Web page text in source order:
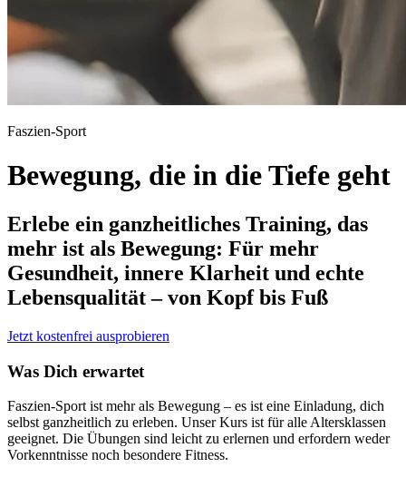
Faszien-Sport
Bewegung, die in die Tiefe geht
Erlebe ein ganzheitliches Training, das
mehr ist als Bewegung: Für mehr
Gesundheit, innere Klarheit und echte
Lebensqualität – von Kopf bis Fuß
Jetzt kostenfrei ausprobieren
Was Dich erwartet
Faszien-Sport ist mehr als Bewegung – es ist eine Einladung, dich
selbst ganzheitlich zu erleben. Unser Kurs ist für alle Altersklassen
geeignet. Die Übungen sind leicht zu erlernen und erfordern weder
Vorkenntnisse noch besondere Fitness.